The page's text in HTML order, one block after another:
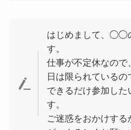
はじめまして、◯◯
す。
仕事が不定休なので
日は限られているの
できるだけ参加した
す。
ご迷惑をおかけする